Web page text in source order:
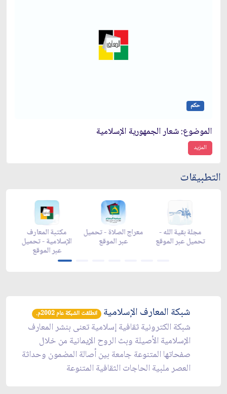
حكم
الموضوع: شعار الجمهورية الإسلامية
المزيد
التطبيقات
مكتبة المعارف
الإسلامية - تحميل
عبر الموقع
معراج الصلاة - تحميل
عبر الموقع
مجلة بقية الله -
تحميل عبر الموقع
شبكة المعارف الإسلامية انطلقت الشبكة عام 2002م.
شبكة الكترونية ثقافية إسلامية تعنى بنشر المعارف
الإسلامية الأصيلة وبث الروح الإيمانية من خلال
صفحاتها المتنوعة جامعة بين أصالة المضمون وحداثة
العصر ملبية الحاجات الثقافية المتنوعة